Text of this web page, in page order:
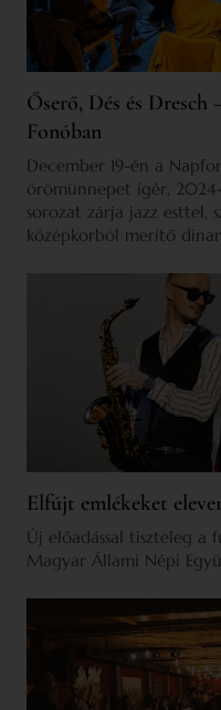
Őserő, Dés és Dresch
Fonóban
December 19-én a
örömünnepet ígér,
sorozat zárja jazz esttel,
középkorból merítő
Elfújt emlékeket
Új előadással tiszteleg a
Magyar Állami Népi